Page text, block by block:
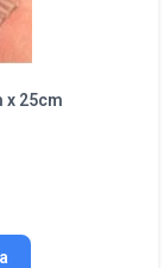
x 25cm